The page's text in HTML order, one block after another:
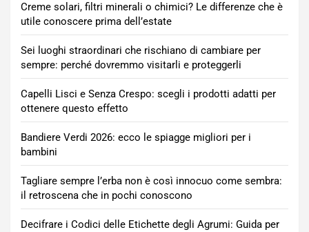
Creme solari, filtri minerali o chimici? Le differenze che è
utile conoscere prima dell’estate
Sei luoghi straordinari che rischiano di cambiare per
sempre: perché dovremmo visitarli e proteggerli
Capelli Lisci e Senza Crespo: scegli i prodotti adatti per
ottenere questo effetto
Bandiere Verdi 2026: ecco le spiagge migliori per i
bambini
Tagliare sempre l’erba non è così innocuo come sembra:
il retroscena che in pochi conoscono
Decifrare i Codici delle Etichette degli Agrumi: Guida per